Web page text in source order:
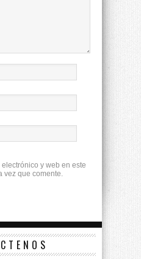
y web en este
vez que comente.